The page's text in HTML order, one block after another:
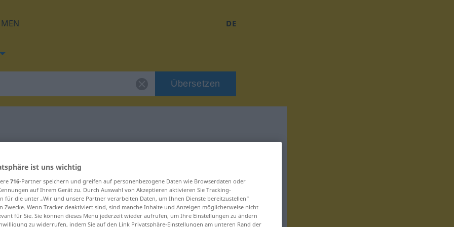
DE
Übersetzen
für "anziehend"
ist uns wichtig
716-Partner speichern und greifen auf personenbezogene Daten wie Browserdaten oder
auf Ihrem Gerät zu. Durch Auswahl von Akzeptieren aktivieren Sie Tracking-
für die unter „Wir und unsere Partner verarbeiten Daten, um Ihnen Dienste bereitzustellen“
Zwecke. Wenn Tracker deaktiviert sind, sind manche Inhalte und Anzeigen möglicherweise nicht
für Sie. Sie können dieses Menü jederzeit wieder aufrufen, um Ihre Einstellungen zu ändern
zu widerrufen, indem Sie auf den Link Privatsphäre-Einstellungen am unteren Rand der